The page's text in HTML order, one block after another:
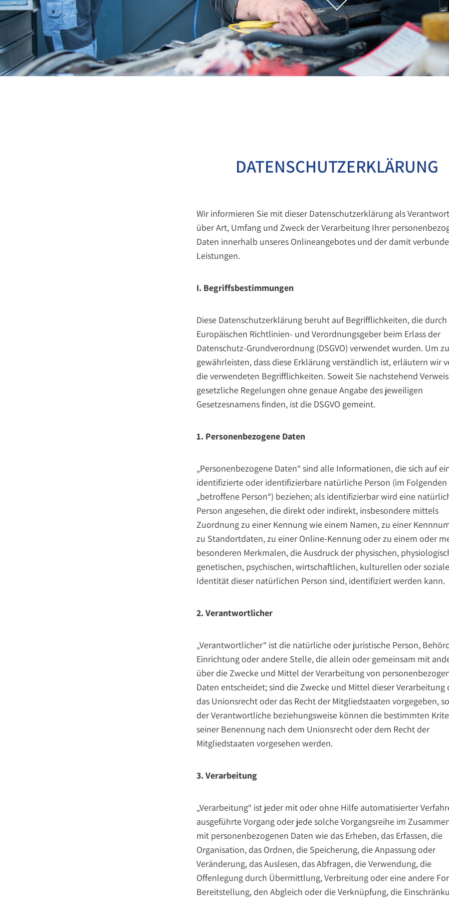
DATENSCHUTZERKLÄRUNG
Wir informieren Sie mit dieser Datenschutzerklärung als
über Art, Umfang und Zweck der Verarbeitung Ihrer
Daten innerhalb unseres Onlineangebotes und der damit
Leistungen.
I. Begriffsbestimmungen
Diese Datenschutzerklärung beruht auf Begrifflichkeiten, die
Europäischen Richtlinien- und Verordnungsgeber beim Erlass der
Datenschutz-Grundverordnung (DSGVO) verwendet wurden. Um zu
gewährleisten, dass diese Erklärung verständlich ist, erläutern wir
die verwendeten Begrifflichkeiten. Soweit Sie nachstehend
gesetzliche Regelungen ohne genaue Angabe des jeweiligen
Gesetzesnamens finden, ist die DSGVO gemeint.
1. Personenbezogene Daten
„Personenbezogene Daten“ sind alle Informationen, die sich auf
identifizierte oder identifizierbare natürliche Person (im Folgenden
„betroffene Person“) beziehen; als identifizierbar wird eine
Person angesehen, die direkt oder indirekt, insbesondere mittels
Zuordnung zu einer Kennung wie einem Namen, zu einer
zu Standortdaten, zu einer Online-Kennung oder zu einem oder
besonderen Merkmalen, die Ausdruck der physischen,
genetischen, psychischen, wirtschaftlichen, kulturellen oder
Identität dieser natürlichen Person sind, identifiziert werden kann.
2. Verantwortlicher
„Verantwortlicher“ ist die natürliche oder juristische Person,
Einrichtung oder andere Stelle, die allein oder gemeinsam mit
über die Zwecke und Mittel der Verarbeitung von
Daten entscheidet; sind die Zwecke und Mittel dieser Verarbeitung
das Unionsrecht oder das Recht der Mitgliedstaaten vorgegeben,
der Verantwortliche beziehungsweise können die bestimmten
seiner Benennung nach dem Unionsrecht oder dem Recht der
Mitgliedstaaten vorgesehen werden.
3. Verarbeitung
„Verarbeitung“ ist jeder mit oder ohne Hilfe automatisierter
ausgeführte Vorgang oder jede solche Vorgangsreihe im
mit personenbezogenen Daten wie das Erheben, das Erfassen, die
Organisation, das Ordnen, die Speicherung, die Anpassung oder
Veränderung, das Auslesen, das Abfragen, die Verwendung, die
Offenlegung durch Übermittlung, Verbreitung oder eine andere
Bereitstellung, den Abgleich oder die Verknüpfung, die